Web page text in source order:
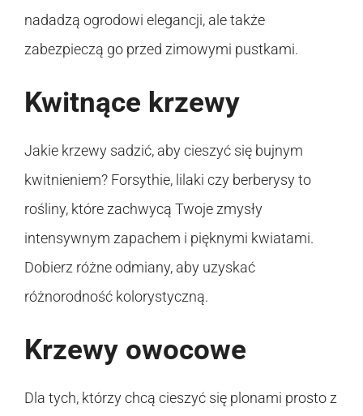
nadadzą ogrodowi elegancji, ale także
zabezpieczą go przed zimowymi pustkami.
Kwitnące krzewy
Jakie krzewy sadzić, aby cieszyć się bujnym
kwitnieniem? Forsythie, lilaki czy berberysy to
rośliny, które zachwycą Twoje zmysły
intensywnym zapachem i pięknymi kwiatami.
Dobierz różne odmiany, aby uzyskać
różnorodność kolorystyczną.
Krzewy owocowe
Dla tych, którzy chcą cieszyć się plonami prosto z